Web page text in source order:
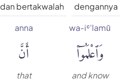
dengannya
dan bertakwalah
wa-iʿ'lamū
وَٱعْلَمُوٓا۟
and know
anna
أَنَّ
that